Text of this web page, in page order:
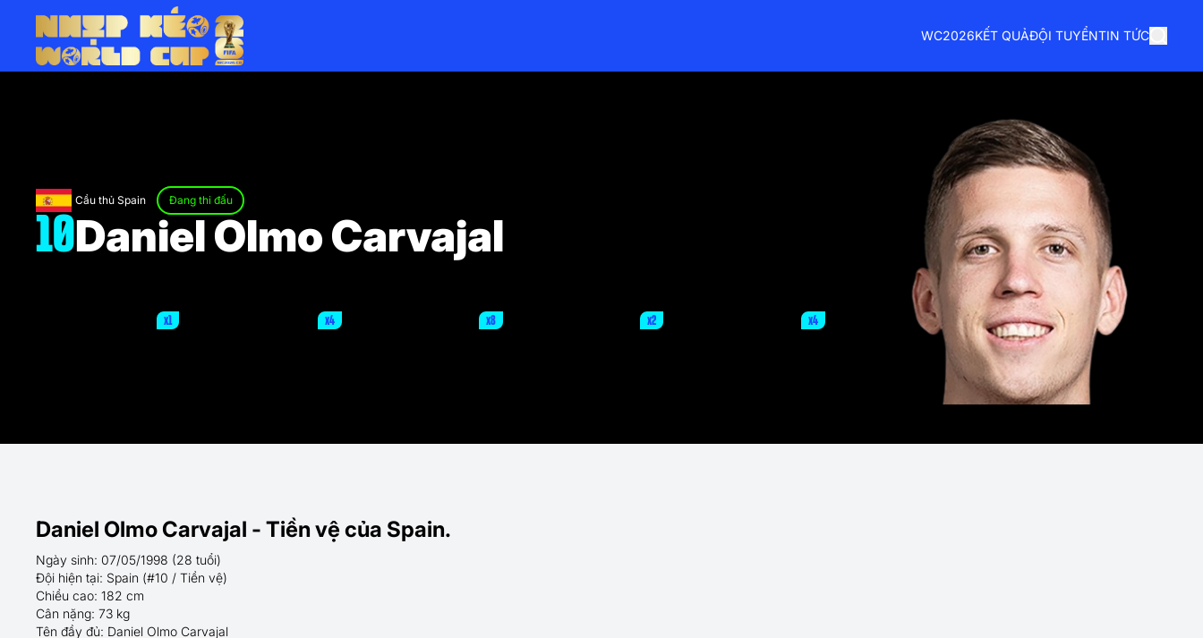
WC2026KẾT QUẢĐỘI TUYỂNTIN TỨC
Cầu thủ Spain Đang thi đấu
10Daniel Olmo Carvajal
x1 x4 x8 x2 x4
Daniel Olmo Carvajal - Tiền vệ của Spain.
Ngày sinh: 07/05/1998 (28 tuổi)
Đội hiện tại: Spain (#10 / Tiền vệ)
Chiều cao: 182 cm
Cân nặng: 73 kg
Tên đầy đủ: Daniel Olmo Carvajal